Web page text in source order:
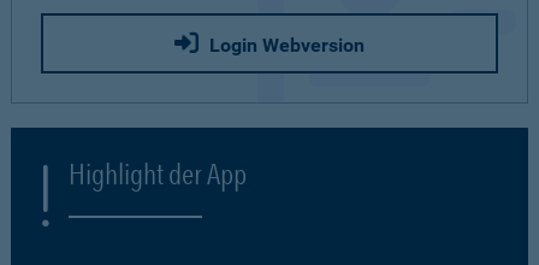
Login Webversion
Highlight der App